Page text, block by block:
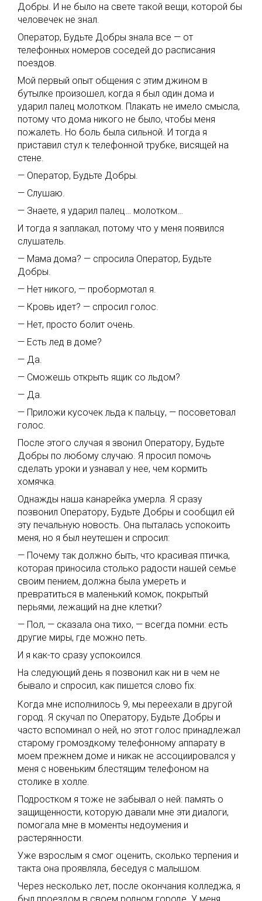
Добры. И не было на свете такой вещи, которой бы
человечек не знал.
Оператор, Будьте Добры знала все — от
телефонных номеров соседей до расписания
поездов.
Мой первый опыт общения с этим джином в
бутылке произошел, когда я был один дома и
ударил палец молотком. Плакать не имело смысла,
потому что дома никого не было, чтобы меня
пожалеть. Но боль была сильной. И тогда я
приставил стул к телефонной трубке, висящей на
стене.
— Оператор, Будьте Добры.
— Слушаю.
— Знаете, я ударил палец… молотком…
И тогда я заплакал, потому что у меня появился
слушатель.
— Мама дома? — спросила Оператор, Будьте
Добры.
— Нет никого, — пробормотал я.
— Кровь идет? — спросил голос.
— Нет, просто болит очень.
— Есть лед в доме?
— Да.
— Сможешь открыть ящик со льдом?
— Да.
— Приложи кусочек льда к пальцу, — посоветовал
голос.
После этого случая я звонил Оператору, Будьте
Добры по любому случаю. Я просил помочь
сделать уроки и узнавал у нее, чем кормить
хомячка.
Однажды наша канарейка умерла. Я сразу
позвонил Оператору, Будьте Добры и сообщил ей
эту печальную новость. Она пыталась успокоить
меня, но я был неутешен и спросил:
— Почему так должно быть, что красивая птичка,
которая приносила столько радости нашей семье
своим пением, должна была умереть и
превратиться в маленький комок, покрытый
перьями, лежащий на дне клетки?
— Пол, — сказала она тихо, — всегда помни: есть
другие миры, где можно петь.
И я как-то сразу успокоился.
На следующий день я позвонил как ни в чем не
бывало и спросил, как пишется слово fix.
Когда мне исполнилось 9, мы переехали в другой
город. Я скучал по Оператору, Будьте Добры и
часто вспоминал о ней, но этот голос принадлежал
старому громоздкому телефонному аппарату в
моем прежнем доме и никак не ассоциировался у
меня с новеньким блестящим телефоном на
столике в холле.
Подростком я тоже не забывал о ней: память о
защищенности, которую давали мне эти диалоги,
помогала мне в моменты недоумения и
растерянности.
Уже взрослым я смог оценить, сколько терпения и
такта она проявляла, беседуя с малышом.
Через несколько лет, после окончания колледжа, я